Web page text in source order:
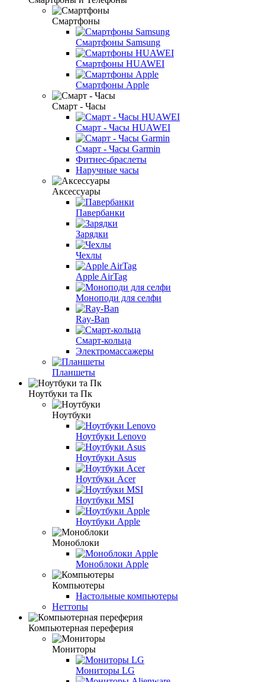
Смартфоны
Смартфоны Samsung
Смартфоны HUAWEI
Смартфоны Apple
Смарт - Часы
Смарт - Часы HUAWEI
Смарт - Часы Garmin
Фитнес-браслеты
Наручные часы
Аксессуары
Павербанки
Зарядки
Чехлы
Apple AirTag
Моноподи для селфи
Ray-Ban
Смарт-кольца
Электромассажеры
Планшеты
Ноутбуки та Пк
Ноутбуки
Ноутбуки Lenovo
Ноутбуки Asus
Ноутбуки Acer
Ноутбуки MSI
Ноутбуки Apple
Моноблоки
Моноблоки Apple
Компьютеры
Настольные компьютеры
Неттопы
Компьютерная переферия
Мониторы
Мониторы LG